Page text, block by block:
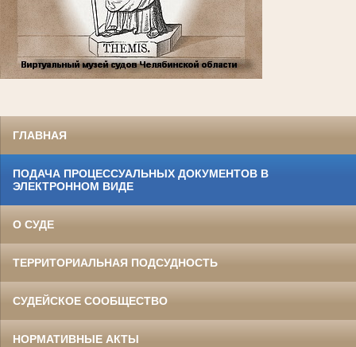
ГЛАВНАЯ
ПОДАЧА ПРОЦЕССУАЛЬНЫХ ДОКУМЕНТОВ В
ЭЛЕКТРОННОМ ВИДЕ
О СУДЕ
ТЕРРИТОРИАЛЬНАЯ ПОДСУДНОСТЬ
СУДЕЙСКОЕ СООБЩЕСТВО
НОРМАТИВНЫЕ АКТЫ